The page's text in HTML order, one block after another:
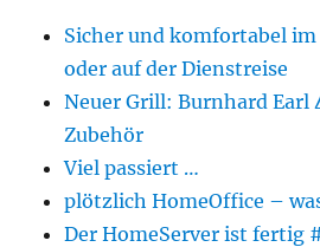
Sicher und komfortabel
oder auf der Dienstreise
Neuer Grill: Burnhard Earl
Zubehör
Viel passiert …
plötzlich HomeOffice –
Der HomeServer ist fertig